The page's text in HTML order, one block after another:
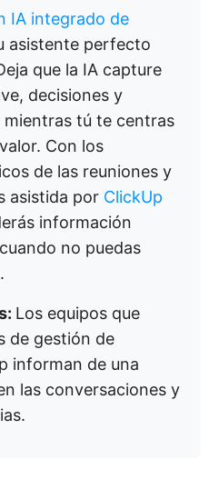
IA integrado de
asistente perfecto
que la IA capture
decisiones y
mientras tú te centras
Con los
de las reuniones y
asistida por ClickUp
información
no puedas
Los equipos que
de gestión de
informan de una
las conversaciones y